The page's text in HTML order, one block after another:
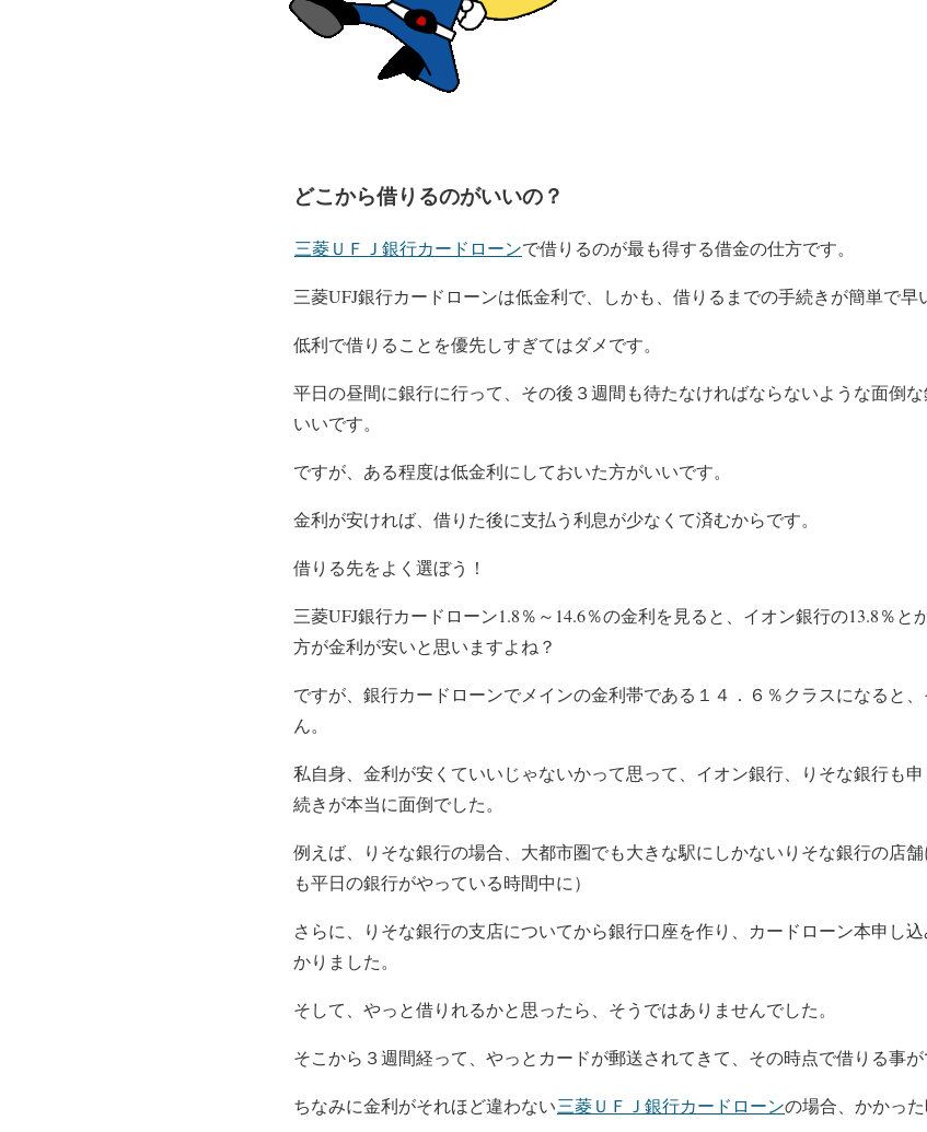
どこから借りるのがいいの？
三菱ＵＦＪ銀行カードローンで借りるのが最も得する借金の仕方です。
三菱UFJ銀行カードローンは低金利で、しかも、借りるまでの手続きが簡単で早
低利で借りることを優先しすぎてはダメです。
平日の昼間に銀行に行って、その後３週間も待たなければならないような面倒
いいです。
ですが、ある程度は低金利にしておいた方がいいです。
金利が安ければ、借りた後に支払う利息が少なくて済むからです。
借りる先をよく選ぼう！
三菱UFJ銀行カードローン1.8％～14.6％の金利を見ると、イオン銀行の13.8％と
方が金利が安いと思いますよね？
ですが、銀行カードローンでメインの金利帯である１４．６％クラスになると
ん。
私自身、金利が安くていいじゃないかって思って、イオン銀行、りそな銀行も
続きが本当に面倒でした。
例えば、りそな銀行の場合、大都市圏でも大きな駅にしかないりそな銀行の店
も平日の銀行がやっている時間中に）
さらに、りそな銀行の支店についてから銀行口座を作り、カードローン本申し
かりました。
そして、やっと借りれるかと思ったら、そうではありませんでした。
そこから３週間経って、やっとカードが郵送されてきて、その時点で借りる事が
ちなみに金利がそれほど違わない三菱ＵＦＪ銀行カードローンの場合、かかった